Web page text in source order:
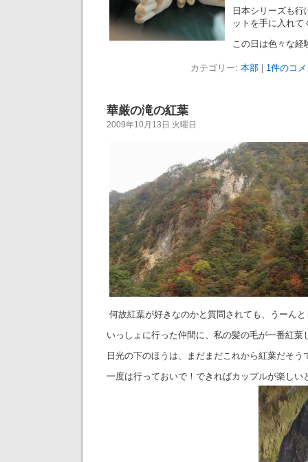
日本シリーズも
ットを手に入れて
この日は色々な経
カテゴリー: 本部 1件のコ
華厳の滝の紅葉
2009年10月13日 火曜日
何故紅葉が好きなのかと質問されても、うーん
いっしょに行った仲間に、私の髪の毛が一番紅葉
日光の下のほうは、まだまだこれから紅葉だそう
一度は行っておいで！できればカップルが楽しい